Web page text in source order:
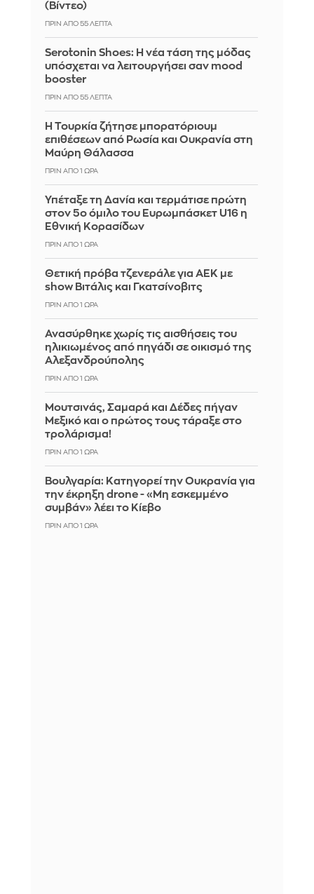
(Βίντεο)
ΠΡΙΝ ΑΠΌ 55 ΛΕΠΤΆ
Serotonin Shoes: Η νέα τάση της μόδας
υπόσχεται να λειτουργήσει σαν mood
booster
ΠΡΙΝ ΑΠΌ 55 ΛΕΠΤΆ
Η Τουρκία ζήτησε μπορατόριουμ
επιθέσεων από Ρωσία και Ουκρανία στη
Μαύρη Θάλασσα
ΠΡΙΝ ΑΠΌ 1 ΏΡΑ
Υπέταξε τη Δανία και τερμάτισε πρώτη
στον 5ο όμιλο του Ευρωμπάσκετ U16 η
Εθνική Κορασίδων
ΠΡΙΝ ΑΠΌ 1 ΏΡΑ
Θετική πρόβα τζενεράλε για ΑΕΚ με
show Βιτάλις και Γκατσίνοβιτς
ΠΡΙΝ ΑΠΌ 1 ΏΡΑ
Ανασύρθηκε χωρίς τις αισθήσεις του
ηλικιωμένος από πηγάδι σε οικισμό της
Αλεξανδρούπολης
ΠΡΙΝ ΑΠΌ 1 ΏΡΑ
Μουτσινάς, Σαμαρά και Δέδες πήγαν
Μεξικό και ο πρώτος τους τάραξε στο
τρολάρισμα!
ΠΡΙΝ ΑΠΌ 1 ΏΡΑ
Βουλγαρία: Κατηγορεί την Ουκρανία για
την έκρηξη drone - «Μη εσκεμμένο
συμβάν» λέει το Κίεβο
ΠΡΙΝ ΑΠΌ 1 ΏΡΑ